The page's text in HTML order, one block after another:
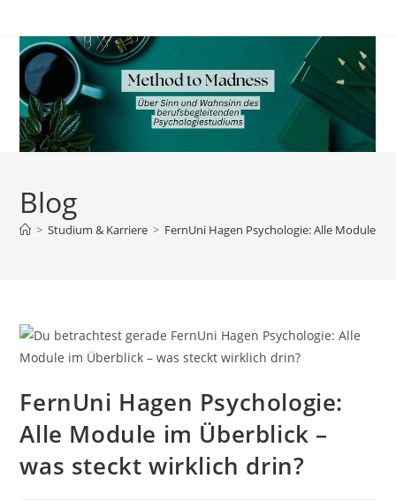
Inhalt
springen
Blog
> Studium & Karriere > FernUni Hagen Psychologie: Alle Module
FernUni Hagen Psychologie:
Alle Module im Überblick –
was steckt wirklich drin?